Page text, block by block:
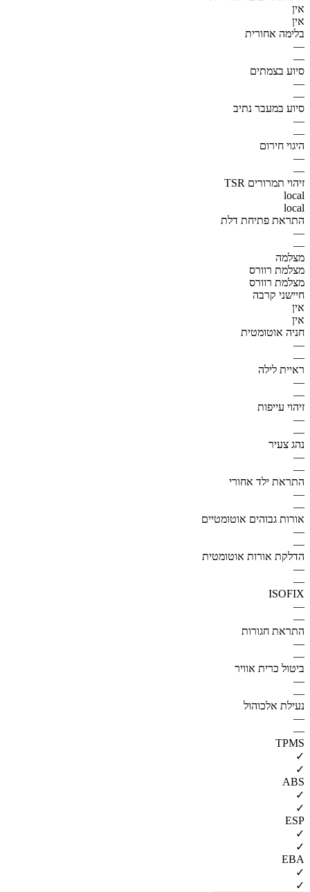
אין
אין
בלימה אחורית
—
—
סיוע בצמתים
—
—
סיוע במעבר נתיב
—
—
היגוי חירום
—
—
זיהוי תמרורים TSR
local
local
התראת פתיחת דלת
—
—
מצלמה
מצלמת רוורס
מצלמת רוורס
חיישני קרבה
אין
אין
חניה אוטומטית
—
—
ראיית לילה
—
—
זיהוי עייפות
—
—
נהג צעיר
—
—
התראת ילד אחורי
—
—
אורות גבוהים אוטומטיים
—
—
הדלקת אורות אוטומטית
—
—
ISOFIX
—
—
התראת חגורות
—
—
ביטול כרית אוויר
—
—
נעילת אלכוהול
—
—
TPMS
✓
✓
ABS
✓
✓
ESP
✓
✓
EBA
✓
✓